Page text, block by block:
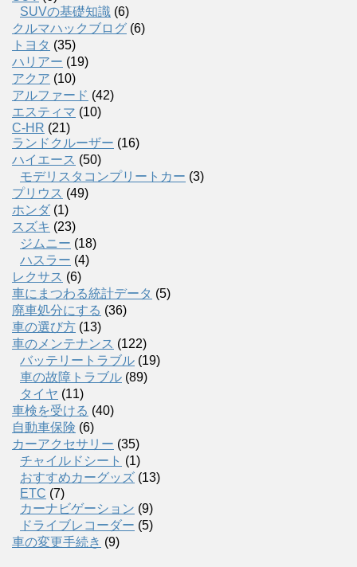
SUVの基礎知識 (6)
クルマハックブログ (6)
トヨタ (35)
ハリアー (19)
アクア (10)
アルファード (42)
エスティマ (10)
C-HR (21)
ランドクルーザー (16)
ハイエース (50)
モデリスタコンプリートカー (3)
プリウス (49)
ホンダ (1)
スズキ (23)
ジムニー (18)
ハスラー (4)
レクサス (6)
車にまつわる統計データ (5)
廃車処分にする (36)
車の選び方 (13)
車のメンテナンス (122)
バッテリートラブル (19)
車の故障トラブル (89)
タイヤ (11)
車検を受ける (40)
自動車保険 (6)
カーアクセサリー (35)
チャイルドシート (1)
おすすめカーグッズ (13)
ETC (7)
カーナビゲーション (9)
ドライブレコーダー (5)
車の変更手続き (9)